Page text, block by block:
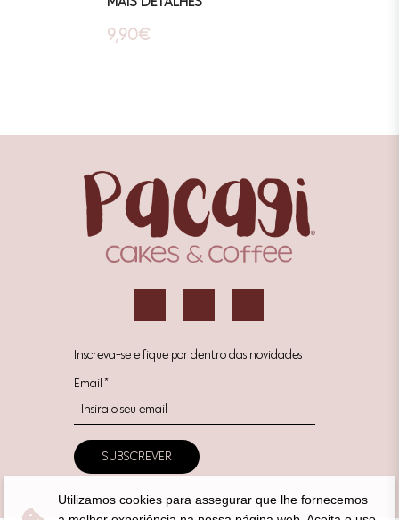
9,90€
Inscreva-se e fique por dentro das novidades
Email*
Utilizamos cookies para assegurar que lhe fornecemos